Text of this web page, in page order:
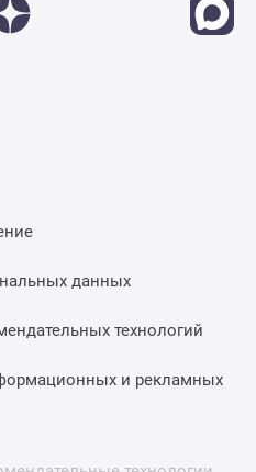
данных
технологий
и рекламных